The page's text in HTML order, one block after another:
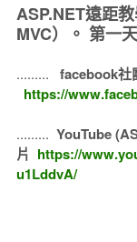
ASP.NET遠距
MVC）。 第一
.........
facebook社
https://
......... YouTube
片 https://
u1LddvA/